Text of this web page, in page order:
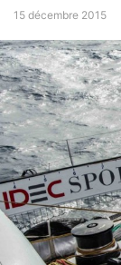
15 décembre 2015